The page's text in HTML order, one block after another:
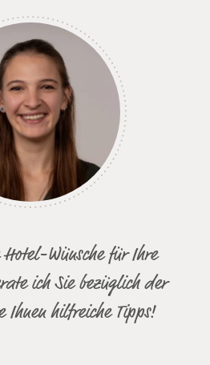
Wünsche für Ihre
ich Sie bezüglich der
Ihnen hilfreiche Tipps!